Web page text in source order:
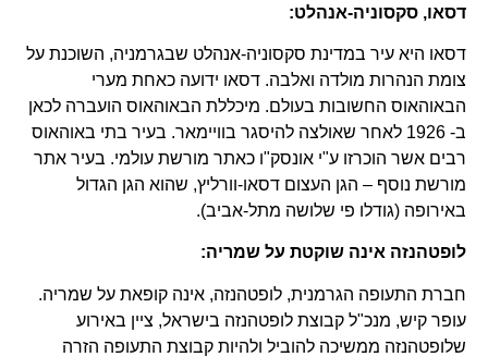
דסאו, סקסוניה-אנהלט:
דסאו היא עיר במדינת סקסוניה-אנהלט שבגרמניה, השוכנת על
צומת הנהרות מולדה ואלבה. דסאו ידועה כאחת מערי
הבאוהאוס החשובות בעולם. מיכללת הבאוהאוס הועברה לכאן
ב- 1926 לאחר שאולצה להיסגר בוויימאר. בעיר בתי באוהאוס
רבים אשר הוכרזו ע"י אונסק"ו כאתר מורשת עולמי. בעיר אתר
מורשת נוסף – הגן העצום דסאו-וורליץ, שהוא הגן הגדול
באירופה (גודלו פי שלושה מתל-אביב).
לופטהנזה אינה שוקטת על שמריה:
חברת התעופה הגרמנית, לופטהנזה, אינה קופאת על שמריה.
עופר קיש, מנכ"ל קבוצת לופטהנזה בישראל, ציין באירוע
שלופטהנזה ממשיכה להוביל ולהיות קבוצת התעופה הזרה